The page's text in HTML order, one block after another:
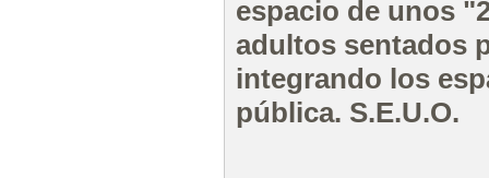
espacio de unos
adultos sentados
integrando los
pública. S.E.U.O.